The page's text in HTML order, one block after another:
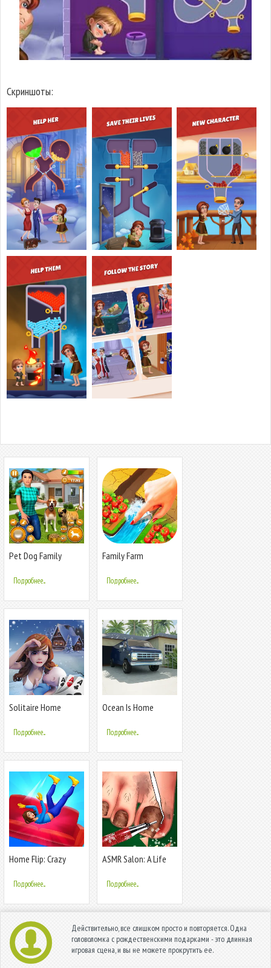
Скриншоты:
Pet Dog Family
Подробнее...
Family Farm
Подробнее...
Solitaire Home
Подробнее...
Ocean Is Home
Подробнее...
Home Flip: Crazy
Подробнее...
ASMR Salon: A Life
Подробнее...
Действительно, все слишком просто и повторяется. Одна
головоломка с рождественскими подарками - это длинная
игровая сцена, и вы не можете прокрутить ее.